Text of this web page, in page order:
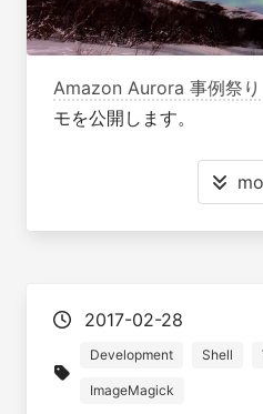
Amazon Aurora 事例祭り
モを公開します。
2017-02-28
Development Shell
ImageMagick